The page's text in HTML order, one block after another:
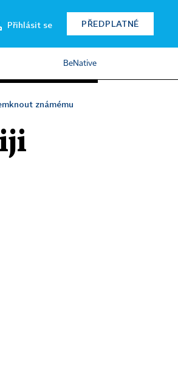
Přihlásit se PŘEDPLATNÉ
BeNative
známému